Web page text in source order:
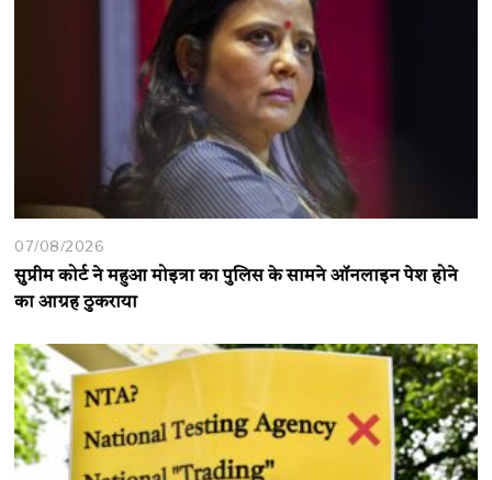
07/08/2026
सुप्रीम कोर्ट ने महुआ मोइत्रा का पुलिस के सामने ऑनलाइन पेश होने
का आग्रह ठुकराया